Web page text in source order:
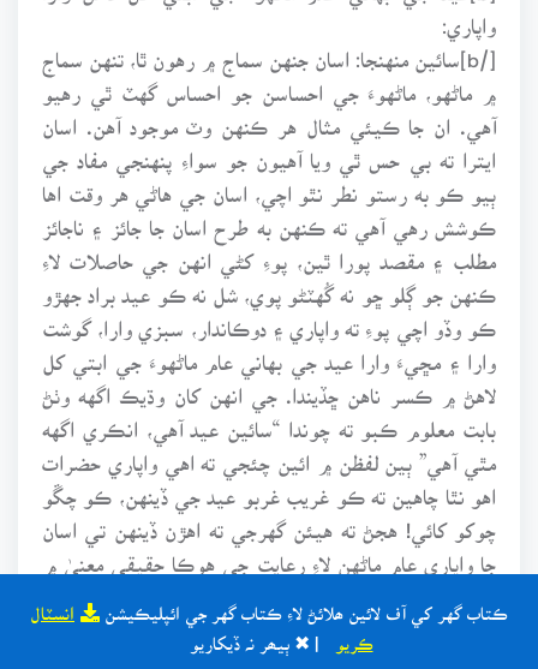
ڪتاب گهر کي آف لائين ھلائڻ لاءِ ڪتاب گهر جي ائپليڪيشن انسٽال
| ✖ ٻيھر نہ ڏيکاريو
واپاري:
[/b]سائين منهنجا: اسان جنهن سماج ۾ رهون ٿا، تنهن سماج
۾ ماڻهو، ماڻهوءَ جي احساسن جو احساس گهٽ ٿي رهيو
آهي. ان جا ڪيئي مثال هر ڪنهن وٽ موجود آهن. اسان
ايترا ته بي حس ٿي ويا آهيون جو سواءِ پنهنجي مفاد جي
ٻيو ڪو به رستو نطر نٿو اچي، اسان جي هاڻي هر وقت اها
ڪوشش رهي آهي ته ڪنهن به طرح اسان جا جائز ۽ ناجائز
مطلب ۽ مقصد پورا ٿين، پوءِ کڻي انهن جي حاصلات لاءِ
ڪنهن جو ڳلو ڇو نه گُهٽڻو پوي، شل نه ڪو عيد براد جهڙو
ڪو وڏو اچي پوءِ ته واپاري ۽ دوڪاندار، سبزي وارا، گوشت
وارا ۽ مڇيءَ وارا عيد جي بهاني عام ماڻهوءَ جي ابتي کل
لاهڻ ۾ ڪسر ناهن ڇڏيندا. جي انهن کان وڌيڪ اگهه وٺڻ
بابت معلوم ڪبو ته چوندا “سائين عيد آهي، انڪري اگهه
مٿي آهي” ٻين لفظن ۾ ائين چئجي ته اهي واپاري حضرات
اهو نٿا چاهين ته ڪو غريب غربو عيد جي ڏينهن، ڪو چڱو
چوکو کائي! هجڻ ته هيئن گهرجي ته اهڙن ڏينهن تي اسان
جا واپاري عام ماڻهن لاءِ رعايت جي هوڪا حقيقي معنيٰ ۾